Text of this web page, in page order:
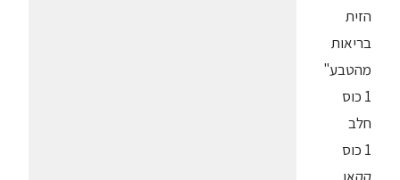
הזית
בריאות
מהטבע"
1 כוס
חלב
1 כוס